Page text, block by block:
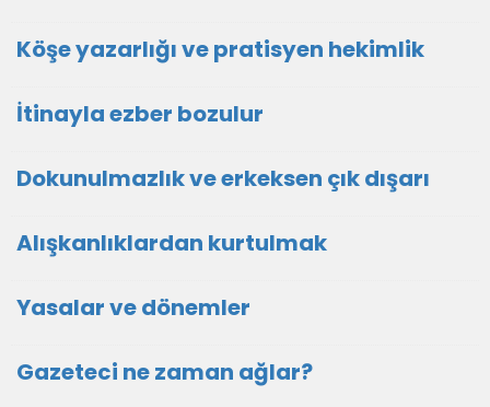
Köşe yazarlığı ve pratisyen hekimlik
İtinayla ezber bozulur
Dokunulmazlık ve erkeksen çık dışarı
Alışkanlıklardan kurtulmak
Yasalar ve dönemler
Gazeteci ne zaman ağlar?